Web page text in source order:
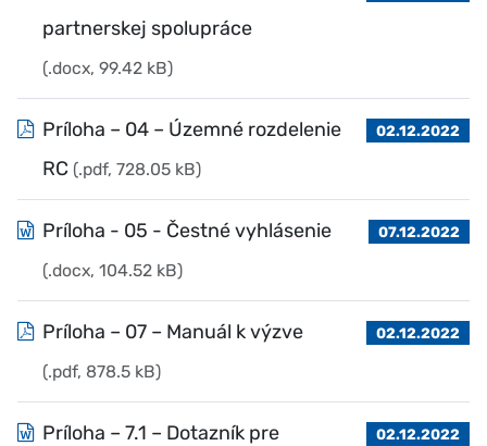
partnerskej spolupráce
(.docx, 99.42 kB)
Príloha – 04 – Územné rozdelenie
RC (.pdf, 728.05 kB)
02.12.2022
Príloha - 05 - Čestné vyhlásenie
(.docx, 104.52 kB)
07.12.2022
Príloha – 07 – Manuál k výzve
(.pdf, 878.5 kB)
02.12.2022
Príloha – 7.1 – Dotazník pre
02.12.2022